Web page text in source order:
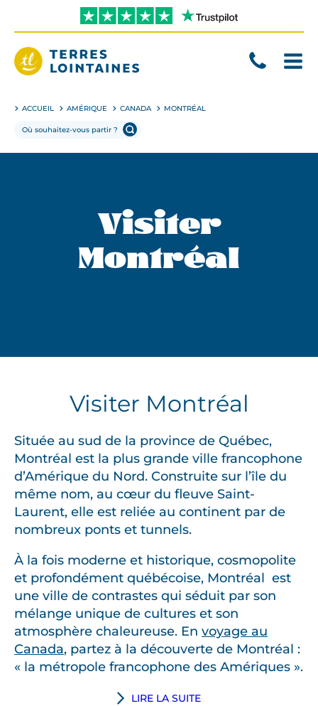
directement
contenu
ACCUEIL AMÉRIQUE CANADA MONTRÉAL
Visiter
Montréal
Visiter Montréal
Située au sud de la province de Québec,
Montréal est la plus grande ville francophone
d’Amérique du Nord. Construite sur l’île du
même nom, au cœur du fleuve Saint-
Laurent, elle est reliée au continent par de
nombreux ponts et tunnels.
À la fois moderne et historique, cosmopolite
et profondément québécoise, Montréal est
une ville de contrastes qui séduit par son
mélange unique de cultures et son
atmosphère chaleureuse. En voyage au
Canada, partez à la découverte de Montréal :
« la métropole francophone des Amériques ».
LIRE LA SUITE